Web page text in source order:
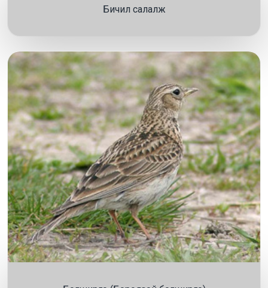
Бичил салалж